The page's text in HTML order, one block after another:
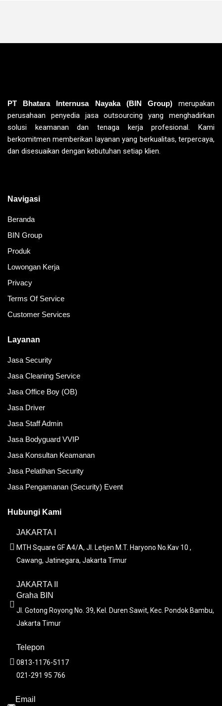
PT Bhatara Internusa Nayaka (BIN Group)merupakan
perusahaan penyedia jasa outsourcing yang menghadirkan
solusi keamanan dan tenaga kerja profesional. Kami
berkomitmen memberikan layanan yang berkualitas, terpercaya,
dan disesuaikan dengan kebutuhan setiap klien.
Navigasi
Beranda
BIN Group
Produk
Lowongan Kerja
Privacy
Terms Of Service
Customer Services
Layanan
Jasa Security
Jasa Cleaning Service
Jasa Office Boy (OB)
Jasa Driver
Jasa Staff Admin
Jasa Bodyguard VVIP
Jasa Konsultan Keamanan
Jasa Pelatihan Security
Jasa Pengamanan (Security) Event
Hubungi Kami
JAKARTA I
MTH Square GF A4/A, Jl. Letjen M.T. Haryono No.Kav 10 ,
Cawang, Jatinegara, Jakarta Timur
JAKARTA II
Graha BIN
Jl. Gotong Royong No. 39, Kel. Duren Sawit, Kec. Pondok Bambu,
Jakarta Timur
Telepon
0813-1176-5117
021-291 95 766
Email